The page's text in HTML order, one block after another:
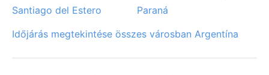
Santiago del Estero
Paraná
Időjárás megtekintése összes városban Argentína